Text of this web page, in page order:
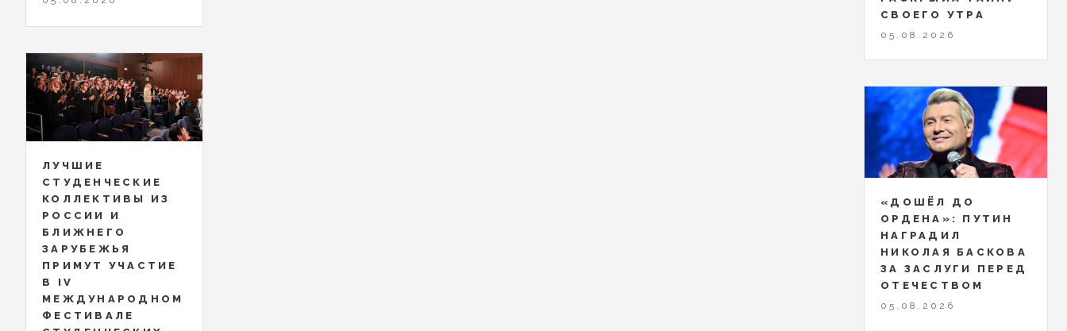
ЛУЧШИЕ
СТУДЕНЧЕСКИЕ
КОЛЛЕКТИВЫ ИЗ
РОССИИ И
БЛИЖНЕГО
ЗАРУБЕЖЬЯ
ПРИМУТ УЧАСТИЕ
В IV
МЕЖДУНАРОДНОМ
ФЕСТИВАЛЕ
СВОЕГО УТРА
05.08.2026
«ДОШЁЛ ДО
ОРДЕНА»: ПУТИН
НАГРАДИЛ
НИКОЛАЯ БАСКОВА
ЗА ЗАСЛУГИ ПЕРЕД
ОТЕЧЕСТВОМ
05.08.2026